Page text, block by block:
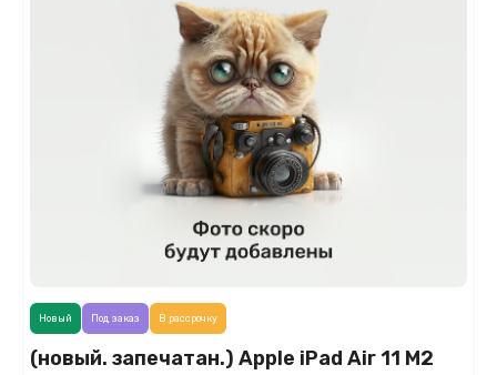
(новый. запечатан.) Apple iPad Air 11 M2
Новый Под заказ В рассрочку